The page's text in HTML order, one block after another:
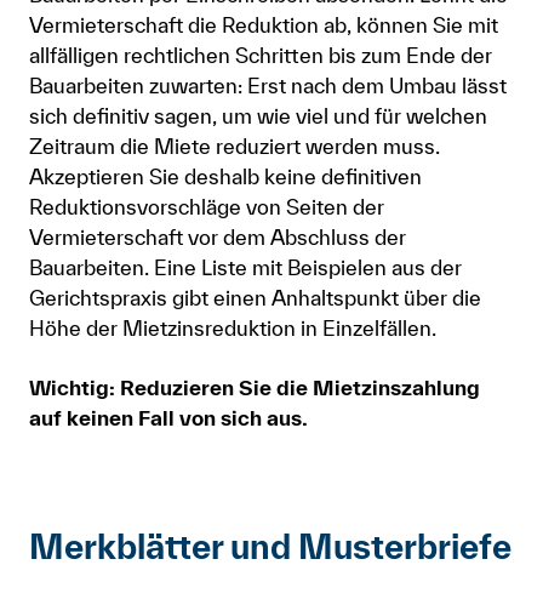
Vermieterschaft die Reduktion ab, können Sie mit
allfälligen rechtlichen Schritten bis zum Ende der
Bauarbeiten zuwarten: Erst nach dem Umbau lässt
sich definitiv sagen, um wie viel und für welchen
Zeitraum die Miete reduziert werden muss.
Akzeptieren Sie deshalb keine definitiven
Reduktionsvorschläge von Seiten der
Vermieterschaft vor dem Abschluss der
Bauarbeiten. Eine Liste mit Beispielen aus der
Gerichtspraxis gibt einen Anhaltspunkt über die
Höhe der Mietzinsreduktion in Einzelfällen.
Wichtig: Reduzieren Sie die Mietzinszahlung
auf keinen Fall von sich aus.
Merkblätter und Musterbriefe